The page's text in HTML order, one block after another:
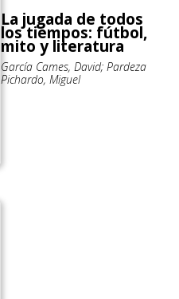
La jugada de todos
los tiempos: fútbol,
mito y literatura
García Cames, David; Pardeza
Pichardo, Miguel